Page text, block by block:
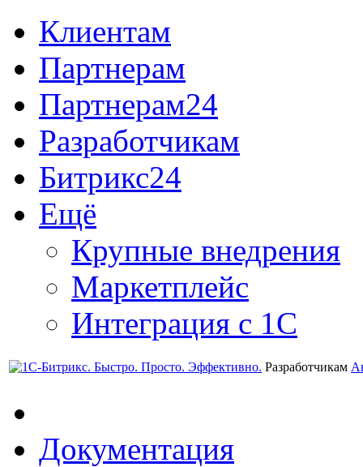
Клиентам
Партнерам
Партнерам24
Разработчикам
Битрикс24
Ещё
Крупные внедрения
Маркетплейс
Интеграция с 1С
Разработчикам
Документация